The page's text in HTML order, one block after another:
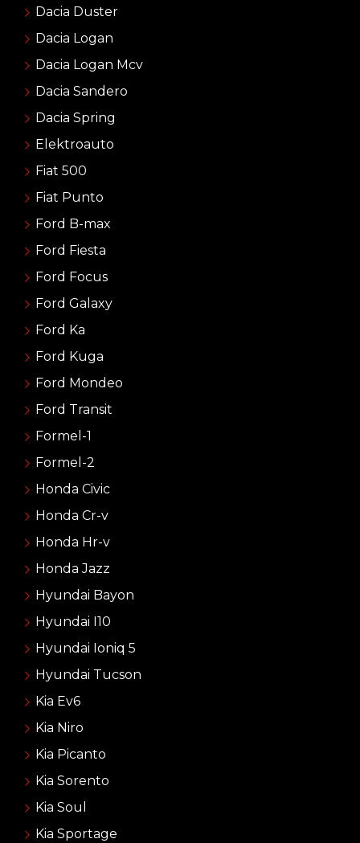
Dacia Duster
Dacia Logan
Dacia Logan Mcv
Dacia Sandero
Dacia Spring
Elektroauto
Fiat 500
Fiat Punto
Ford B-max
Ford Fiesta
Ford Focus
Ford Galaxy
Ford Ka
Ford Kuga
Ford Mondeo
Ford Transit
Formel-1
Formel-2
Honda Civic
Honda Cr-v
Honda Hr-v
Honda Jazz
Hyundai Bayon
Hyundai I10
Hyundai Ioniq 5
Hyundai Tucson
Kia Ev6
Kia Niro
Kia Picanto
Kia Sorento
Kia Soul
Kia Sportage